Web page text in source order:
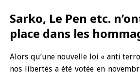
Sarko, Le Pen etc.
place dans les
Alors qu’une nouvelle loi « anti
nos libertés a été votée en